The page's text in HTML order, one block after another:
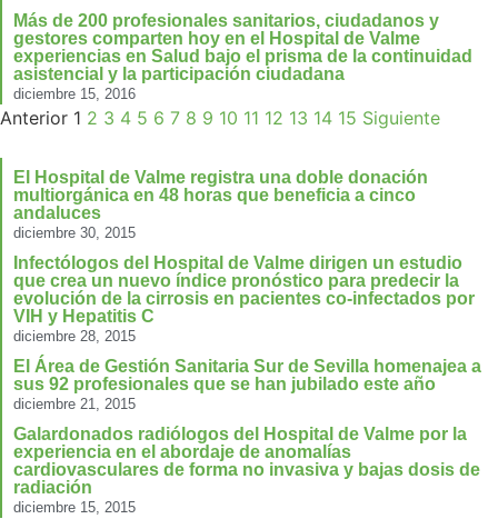
Más de 200 profesionales sanitarios, ciudadanos y
gestores comparten hoy en el Hospital de Valme
experiencias en Salud bajo el prisma de la continuidad
asistencial y la participación ciudadana
diciembre 15, 2016
Anterior 1 2 3 4 5 6 7 8 9 10 11 12 13 14 15 Siguiente
El Hospital de Valme registra una doble donación
multiorgánica en 48 horas que beneficia a cinco
andaluces
diciembre 30, 2015
Infectólogos del Hospital de Valme dirigen un estudio
que crea un nuevo índice pronóstico para predecir la
evolución de la cirrosis en pacientes co-infectados por
VIH y Hepatitis C
diciembre 28, 2015
El Área de Gestión Sanitaria Sur de Sevilla homenajea a
sus 92 profesionales que se han jubilado este año
diciembre 21, 2015
Galardonados radiólogos del Hospital de Valme por la
experiencia en el abordaje de anomalías
cardiovasculares de forma no invasiva y bajas dosis de
radiación
diciembre 15, 2015